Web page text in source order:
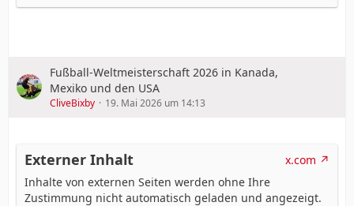
Fußball-Weltmeisterschaft 2026 in Kanada,
Mexiko und den USA
CliveBixby 19. Mai 2026 um 14:13
Externer Inhalt
x.com
Inhalte von externen Seiten werden ohne Ihre
Zustimmung nicht automatisch geladen und angezeigt.